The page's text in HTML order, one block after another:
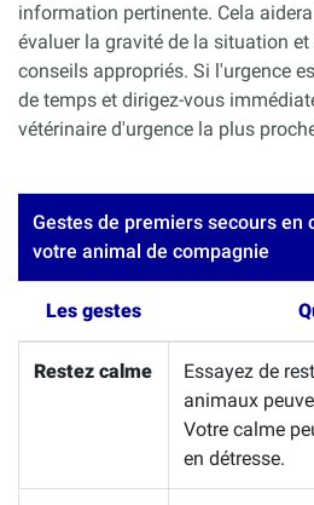
information pertinente. Cela
évaluer la gravité de la situation
conseils appropriés. Si l'urgence
de temps et dirigez-vous
vétérinaire d'urgence la plus
Gestes de premiers secours en
votre animal de compagnie
Les gestes
Restez calme
Essayez de
animaux
Votre calme
en détresse.